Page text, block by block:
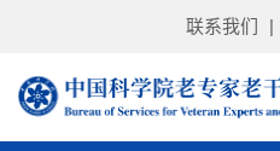
联系我们 |